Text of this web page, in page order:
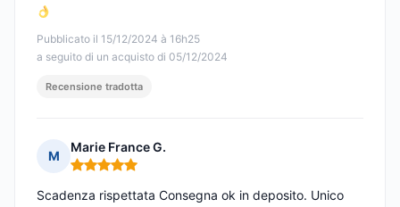
Pubblicato il 15/12/2024 à 16h25
a seguito di un acquisto di 05/12/2024
Recensione tradotta
M
Marie France G.
Nota: 5 su 5
Scadenza rispettata Consegna ok in deposito. Unico